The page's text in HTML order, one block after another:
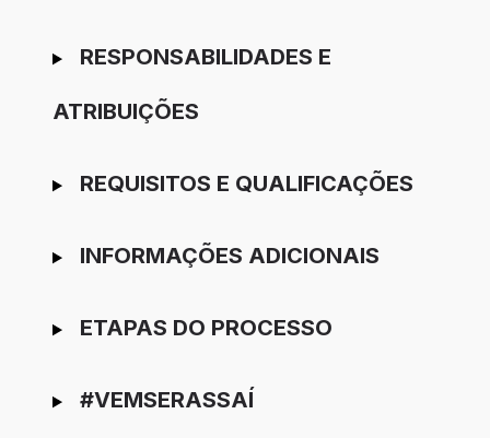
RESPONSABILIDADES E
ATRIBUIÇÕES
REQUISITOS E QUALIFICAÇÕES
INFORMAÇÕES ADICIONAIS
ETAPAS DO PROCESSO
#VEMSERASSAÍ